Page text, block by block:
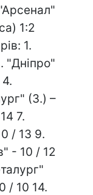
1:2
1.
"Дніпро"
(З.) –
7.
/ 13 9.
- 10 / 12
/ 10 14.